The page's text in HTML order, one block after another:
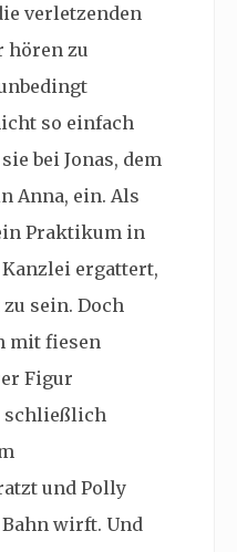
verletzenden
hören zu
so einfach
bei Jonas, dem
Anna, ein. Als
Praktikum in
ergattert,
sein. Doch
mit fiesen
Figur
schließlich
und Polly
wirft. Und